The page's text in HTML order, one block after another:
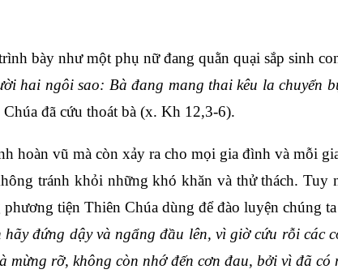
bày như một phụ nữ đang quằn quại sắp sinh
hai ngôi sao: Bà đang mang thai kêu la chuyển
đã cứu thoát bà (x. Kh 12,3-6).
hoàn vũ mà còn xảy ra cho mọi gia đình và mỗi
tránh khỏi những khó khăn và thử thách.
tiện Thiên Chúa dùng để đào luyện chúng
đứng dậy và ngẩng đầu lên, vì giờ cứu rỗi các
rỡ, không còn nhớ đến cơn đau, bởi vì đã